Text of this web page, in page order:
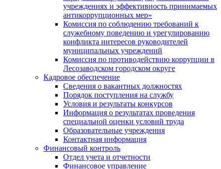
учреждениях и эффективность принимаемых
антикоррупционных мер»
Комиссия по соблюдению требований к
служебному поведению и урегулированию
конфликта интересов руководителей
муниципальных учреждений
Комиссия по противодействию коррупции в
Лесозаводском городском округе
Кадровое обеспечение
Сведения о вакантных должностях
Порядок поступления на службу
Условия и результаты конкурсов
Информация о результатах проведения
специальной оценки условий труда
Образовательные учреждения
Контактная информация
Финансовый контроль
Отдел учета и отчетности
Финансовое управление